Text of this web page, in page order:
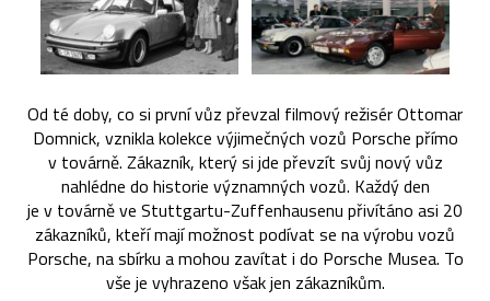
Od té doby, co si první vůz převzal filmový režisér Ottomar
Domnick, vznikla kolekce výjimečných vozů Porsche přímo
v továrně. Zákazník, který si jde převzít svůj nový vůz
nahlédne do historie významných vozů. Každý den
je v továrně ve Stuttgartu-Zuffenhausenu přivítáno asi 20
zákazníků, kteří mají možnost podívat se na výrobu vozů
Porsche, na sbírku a mohou zavítat i do Porsche Musea. To
vše je vyhrazeno však jen zákazníkům.